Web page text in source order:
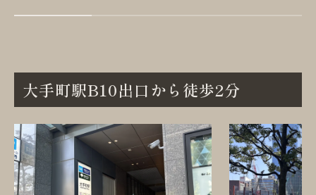
大手町駅B10出口から徒歩2分